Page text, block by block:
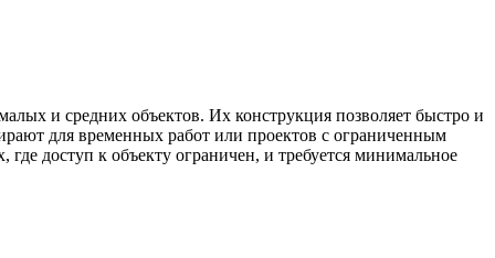
и средних объектов. Их конструкция позволяет быстро и
для временных работ или проектов с ограниченным
доступ к объекту ограничен, и требуется минимальное